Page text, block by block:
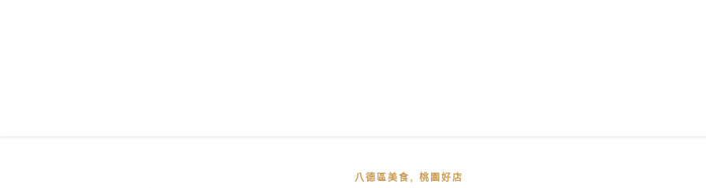
八德區美食 , 桃園好店